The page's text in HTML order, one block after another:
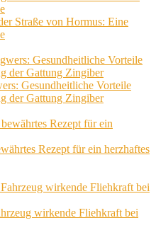
Straße von Hormus: Eine
Gesundheitliche Vorteile
der Gattung Zingiber
Rezept für ein herzhaftes
wirkende Fliehkraft bei